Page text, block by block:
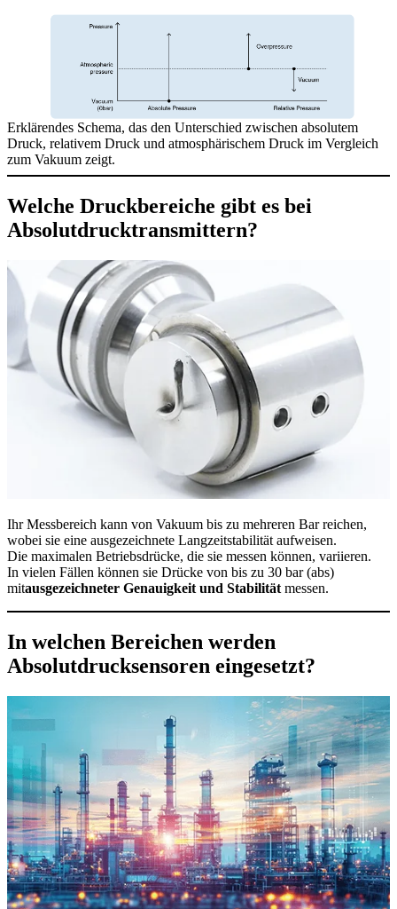
Erklärendes Schema, das den Unterschied zwischen absolutem
Druck, relativem Druck und atmosphärischem Druck im Vergleich
zum Vakuum zeigt.
Welche Druckbereiche gibt es bei
Absolutdrucktransmittern?
Ihr Messbereich kann von Vakuum bis zu mehreren Bar reichen,
wobei sie eine ausgezeichnete Langzeitstabilität aufweisen.
Die maximalen Betriebsdrücke, die sie messen können, variieren.
In vielen Fällen können sie Drücke von bis zu 30 bar (abs)
mitausgezeichneter Genauigkeit und Stabilität messen.
In welchen Bereichen werden
Absolutdrucksensoren eingesetzt?